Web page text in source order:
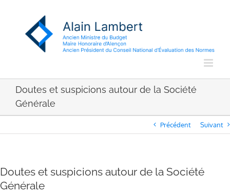
Doutes et suspicions autour de la Société
Générale
Précédent Suivant
Doutes et suspicions autour de la Société
Générale